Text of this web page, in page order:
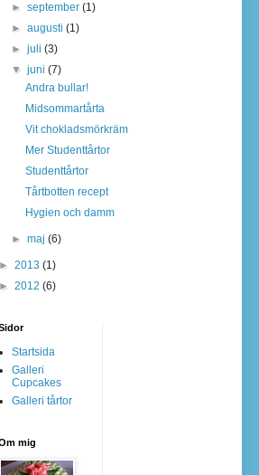
►september(1)
►augusti(1)
►juli(3)
▼juni(7)
Andra bullar!
Midsommartårta
Vit chokladsmörkräm
Mer Studenttårtor
Studenttårtor
Tårtbotten recept
Hygien och damm
►maj(6)
► 2013 (1)
► 2012 (6)
Startsida
Galleri
Cupcakes
Galleri tårtor
mig